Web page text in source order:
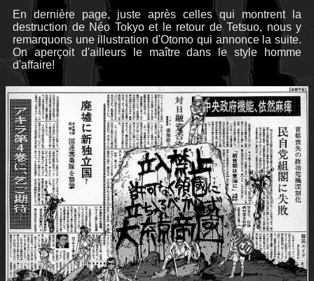
En dernière page, juste après celles qui montrent la
destruction de Néo Tokyo et le retour de Tetsuo, nous y
remarquons une illustration d'Otomo qui annonce la suite.
On aperçoit d'ailleurs le maître dans le style homme
d'affaire!